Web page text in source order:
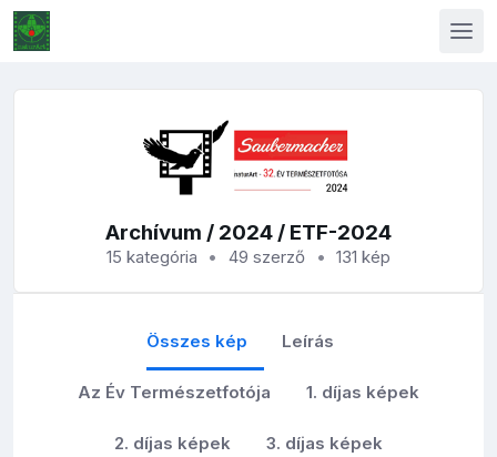
Archívum / 2024 / ETF-2024
15 kategória 49 szerző 131 kép
Összes kép Leírás
Az Év Természetfotója 1. díjas képek
2. díjas képek 3. díjas képek